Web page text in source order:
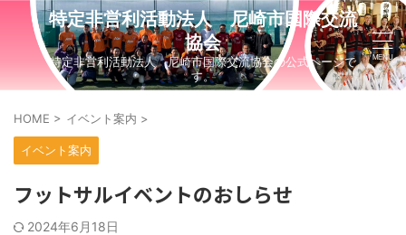
特定非営利活動法人 尼崎市国際交流
協会
特定非営利活動法人 尼崎市国際交流協会の公式ページで
す。
HOME > イベント案内 >
イベント案内
フットサルイベントのおしらせ
2024年6月18日